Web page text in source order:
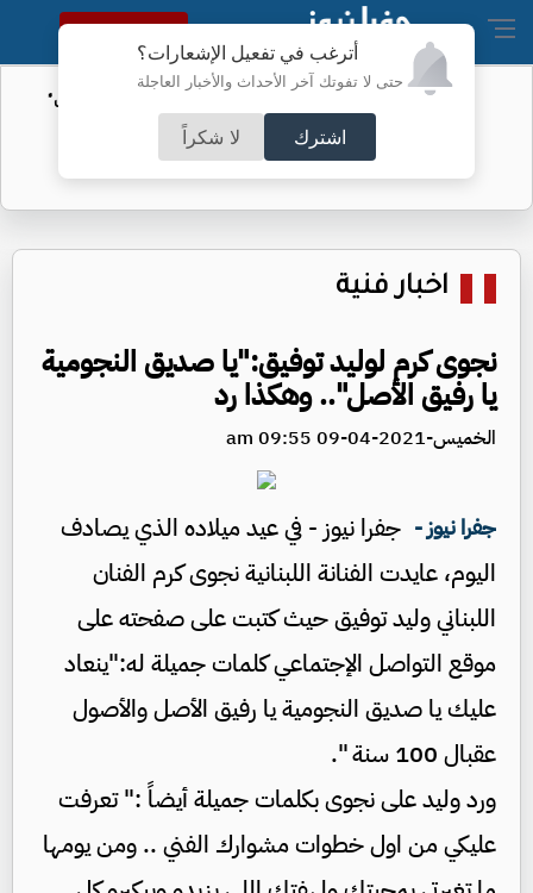
أترغب في تفعيل الإشعارات؟
حتى لا تفوتك آخر الأحداث والأخبار العاجلة
اشترك لا شكراً
النسخة الكاملة
الأمن السيبراني يحذر من رسائل "واتساب"
اخبار فنية
نجوى كرم لوليد توفيق:"يا صديق النجومية
يا رفيق الأصل".. وهكذا رد
الخميس-2021-04-09 09:55 am
جفرا نيوز - جفرا نيوز - في عيد ميلاده الذي يصادف
اليوم، عايدت الفنانة اللبنانية ​نجوى كرم​ الفنان
اللبناني ​وليد توفيق​ حيث كتبت على صفحته على
موقع التواصل الإجتماعي كلمات جميلة له:"ينعاد
عليك يا صديق النجومية يا رفيق الأصل والأصول
عقبال 100 سنة ".
ورد وليد على نجوى بكلمات جميلة أيضاً :" تعرفت
عليكي من اول خطوات مشوارك الفني .. ومن يومها